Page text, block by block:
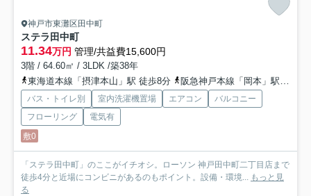
神戸市東灘区田中町
ステラ田中町
11.34万円 管理/共益費15,600円
3階 / 64.60㎡ / 3LDK /築38年
東海道本線「摂津本山」駅 徒歩8分
阪急神戸本線「岡本」駅 徒歩13分
バス・トイレ別 室内洗濯機置場 エアコン
バルコニー
フローリング
電気有
敷0
「ステラ田中町」のここがイチオシ。ローソン 神戸田中町二丁目店まで
徒歩4分と近場にコンビニがあるのもポイント。設備・環境... もっと見
る